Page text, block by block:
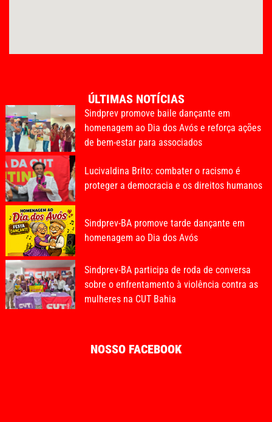
ÚLTIMAS NOTÍCIAS
Sindprev promove baile dançante em
homenagem ao Dia dos Avós e reforça ações
de bem-estar para associados
Lucivaldina Brito: combater o racismo é
proteger a democracia e os direitos humanos
Sindprev-BA promove tarde dançante em
homenagem ao Dia dos Avós
Sindprev-BA participa de roda de conversa
sobre o enfrentamento à violência contra as
mulheres na CUT Bahia
NOSSO FACEBOOK